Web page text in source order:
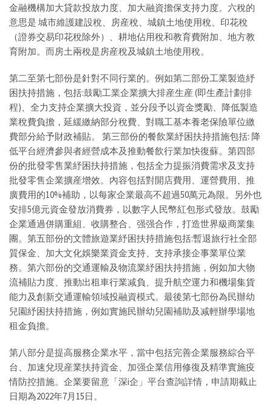
金融機構加大貸款投放力度、加大融資擔保支持力度。六稅的
意思是 城市維護建設稅、房産稅、城鎮土地使用稅、印花稅
（證券交易印花稅除外）、耕地佔用稅和教育費附加、地方教
育附加。而房土兩稅是房産稅及城鎮土地使用稅。
第二至第七部份是針對不同行業的。例如第二部份工業製造紓
困扶持措施，包括:鼓勵工業企業擴大排産生産 (即生產計劃排
程)、全力支持企業擴大投資，並分段予以資金獎勵、降低製造
業稅費負擔，延緩繳納部分稅費、對職工基本養老保險單位繳
費部分給予財政補貼。 第三部份的餐飲業紓困扶持措施包括: 降
低平台經濟參與者經營成本及推動餐飲行業加快復蘇。第四部
份的批發零售業紓困扶持措施，包括全力提振消費需求及支持
批發零售企業擴産增效。內容包括對開店費用、運營費用、推
廣費用的10%補助，以每家企業最高不超過50萬元為限。另外也
安排5億元資金發放消費券，以數字人民幣紅包形式發放。鼓勵
企業通過併購重組、收購整合、强强合作，打造世界級商業集
團。第五部份的文體旅遊業紓困扶持措施包括:暫退旅行社全部
質保金、加大文化娛樂業資金支持、支持承接企事業單位業
務。第六部份的交通運輸及物流業紓困扶持措施，例如加大物
流補貼力度、推動出租車行業减負、提升航空運力和機場集貨
能力及創新交通運輸領域投融資模式。最後第七部份為民辦幼
兒園紓困扶持措施，例如實施民辦幼兒園補助及减輕辦學場地
租金負擔。
第八部分是提高服務企業水平，當中包括完善企業服務綜合平
台、加速兌現産業扶持資金、加强企業信用修復及精準實施疫
情防控措施。企業要留意「深i企」平台查詢詳情，申請期截止
日期為2022年7月15日。